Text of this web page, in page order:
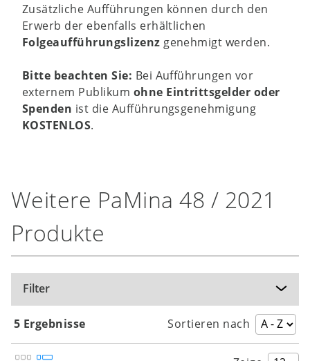
Zusätzliche Aufführungen können durch den
Erwerb der ebenfalls erhältlichen
Folgeaufführungslizenz genehmigt werden.
Bitte beachten Sie: Bei Aufführungen vor
externem Publikum ohne Eintrittsgelder oder
Spenden ist die Aufführungsgenehmigung
KOSTENLOS.
Weitere PaMina 48 / 2021
Produkte
Filter
5 Ergebnisse Sortieren nach